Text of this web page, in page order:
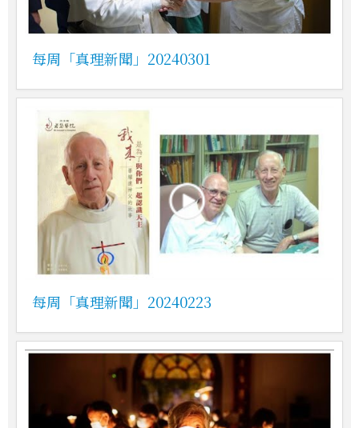
每周「真理新聞」20240301
每周「真理新聞」20240223